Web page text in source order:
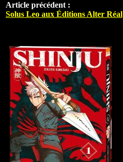
Article précédent :
Solus Leo aux Éditions Alter Réal